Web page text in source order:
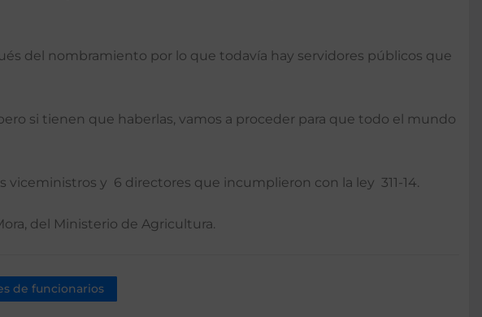
del nombramiento por lo que todavía hay servidores públicos que
si tienen que haberlas, vamos a proceder para que todo el mundo
y 6 directores que incumplieron con la ley 311-14.
del Ministerio de Agricultura.
de funcionarios